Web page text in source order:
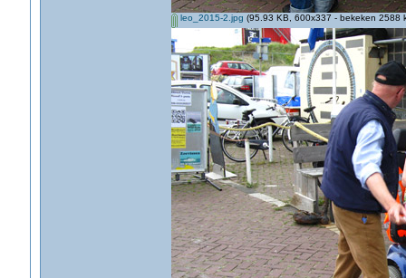
leo_2015-2.jpg (95.93 KB, 600x337 - bekeken 2588